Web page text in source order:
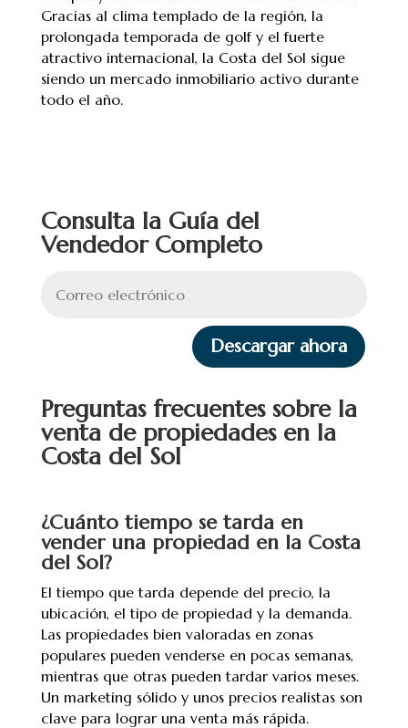
Gracias al clima templado de la región, la
prolongada temporada de golf y el fuerte
atractivo internacional, la Costa del Sol sigue
siendo un mercado inmobiliario activo durante
todo el año.
Consulta la Guía del
Vendedor Completo
Descargar ahora
Preguntas frecuentes sobre la
venta de propiedades en la
Costa del Sol
¿Cuánto tiempo se tarda en
vender una propiedad en la Costa
del Sol?
El tiempo que tarda depende del precio, la
ubicación, el tipo de propiedad y la demanda.
Las propiedades bien valoradas en zonas
populares pueden venderse en pocas semanas,
mientras que otras pueden tardar varios meses.
Un marketing sólido y unos precios realistas son
clave para lograr una venta más rápida.